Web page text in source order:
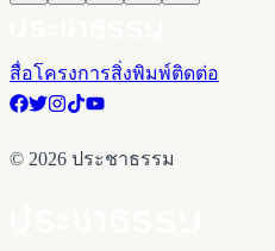
สื่อโครงการสิ่งพิมพ์ติดต่อ
© 2026 ประชาธรรม